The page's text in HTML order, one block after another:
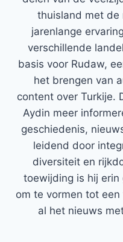
thuisland met de
jarenlange
verschillende
basis voor Rudaw,
het brengen van
content over Turkije.
Aydin meer
geschiedenis,
leidend door
diversiteit en
toewijding is hij
om te vormen tot
al het nieuws